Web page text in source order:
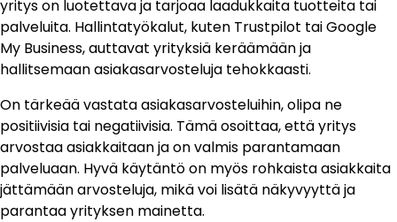
yritys on luotettava ja tarjoaa laadukkaita tuotteita tai
palveluita. Hallintatyökalut, kuten Trustpilot tai Google
My Business, auttavat yrityksiä keräämään ja
hallitsemaan asiakasarvosteluja tehokkaasti.
On tärkeää vastata asiakasarvosteluihin, olipa ne
positiivisia tai negatiivisia. Tämä osoittaa, että yritys
arvostaa asiakkaitaan ja on valmis parantamaan
palveluaan. Hyvä käytäntö on myös rohkaista asiakkaita
jättämään arvosteluja, mikä voi lisätä näkyvyyttä ja
parantaa yrityksen mainetta.